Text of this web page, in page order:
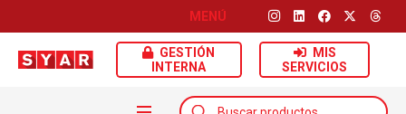
MENÚ
GESTIÓN
INTERNA
MIS
SERVICIOS
Búsqueda